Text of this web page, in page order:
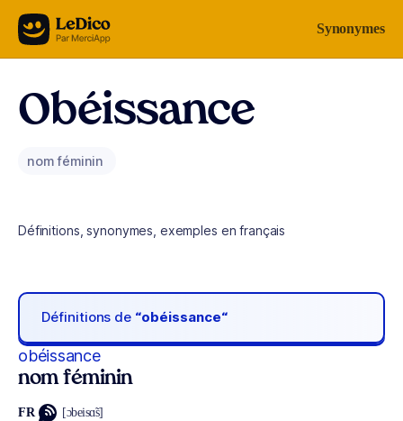
Aller au contenu Synonymes
Obéissance
nom féminin
Définitions, synonymes, exemples en français
Définitions de “obéissance“
obéissance
nom féminin
FR [ɔbeisɑ̃s]